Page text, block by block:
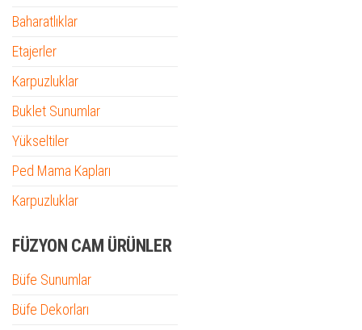
Baharatlıklar
Etajerler
Karpuzluklar
Buklet Sunumlar
Yükseltiler
Ped Mama Kapları
Karpuzluklar
FÜZYON CAM ÜRÜNLER
Büfe Sunumlar
Büfe Dekorları